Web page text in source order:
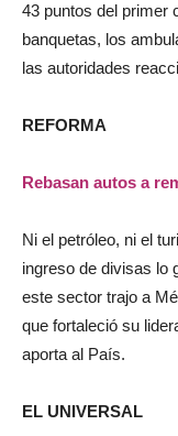
43 puntos del primer
banquetas, los
las autoridades
REFORMA
Rebasan autos a
Ni el petróleo, ni el
ingreso de divisas lo
este sector trajo a
que fortaleció su
aporta al País.
EL UNIVERSAL